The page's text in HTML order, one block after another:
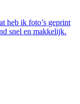
heb ik foto’s geprint
snel en makkelijk.